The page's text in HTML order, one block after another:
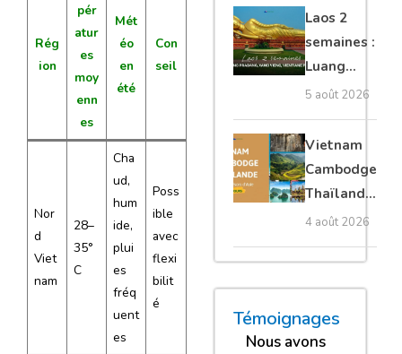
Rég
ion
pér
atur
es
moy
enn
es
Mét
éo
en
été
Con
seil
Nor
d
Viet
nam
28–
35°
C
Cha
ud,
hum
ide,
plui
es
fréq
uent
es
Poss
ible
avec
flexi
bilit
é
Angkor,
Tonlé Sap
Laos 2
semaines :
Luang
Prabang,
Vang
Vieng,
Vientiane
privé
5 août 2026
Vietnam
Cambodge
Thaïlande
35 jours :
grands
trésors
d’Asie
4 août 2026
Témoignages
Nous avons
« Nous
« Nous sommes